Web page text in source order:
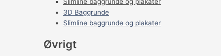
Slimline baggrunde og plakater
3D Baggrunde
Slimline baggrunde og plakater
Øvrigt